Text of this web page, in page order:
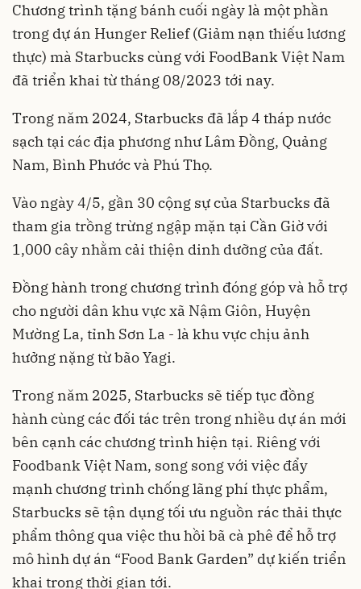
Chương trình tặng bánh cuối ngày là một phần
trong dự án Hunger Relief (Giảm nạn thiếu lương
thực) mà Starbucks cùng với FoodBank Việt Nam
đã triển khai từ tháng 08/2023 tới nay.
Trong năm 2024, Starbucks đã lắp 4 tháp nước
sạch tại các địa phương như Lâm Đồng, Quảng
Nam, Bình Phước và Phú Thọ.
Vào ngày 4/5, gần 30 cộng sự của Starbucks đã
tham gia trồng trừng ngập mặn tại Cần Giờ với
1,000 cây nhằm cải thiện dinh dưỡng của đất.
Đồng hành trong chương trình đóng góp và hỗ trợ
cho người dân khu vực xã Nậm Giôn, Huyện
Mường La, tỉnh Sơn La - là khu vực chịu ảnh
hưởng nặng từ bão Yagi.
Trong năm 2025, Starbucks sẽ tiếp tục đồng
hành cùng các đối tác trên trong nhiều dự án mới
bên cạnh các chương trình hiện tại. Riêng với
Foodbank Việt Nam, song song với việc đẩy
mạnh chương trình chống lãng phí thực phẩm,
Starbucks sẽ tận dụng tối ưu nguồn rác thải thực
phẩm thông qua việc thu hồi bã cà phê để hỗ trợ
mô hình dự án “Food Bank Garden” dự kiến triển
khai trong thời gian tới.